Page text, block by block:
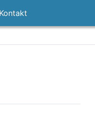
Kontakt